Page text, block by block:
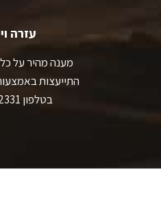
עזרה
מענה מהיר על
התייעצות
בטלפון 04-8332331.